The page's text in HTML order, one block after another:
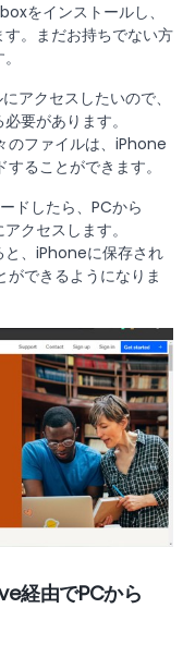
をインストールし、
。まだお持ちでない方
アクセスしたいので、
要があります。
のファイルは、iPhone
ることができます。
ドしたら、PCから
クセスします。
、iPhoneに保存され
ができるようになりま
経由でPCから